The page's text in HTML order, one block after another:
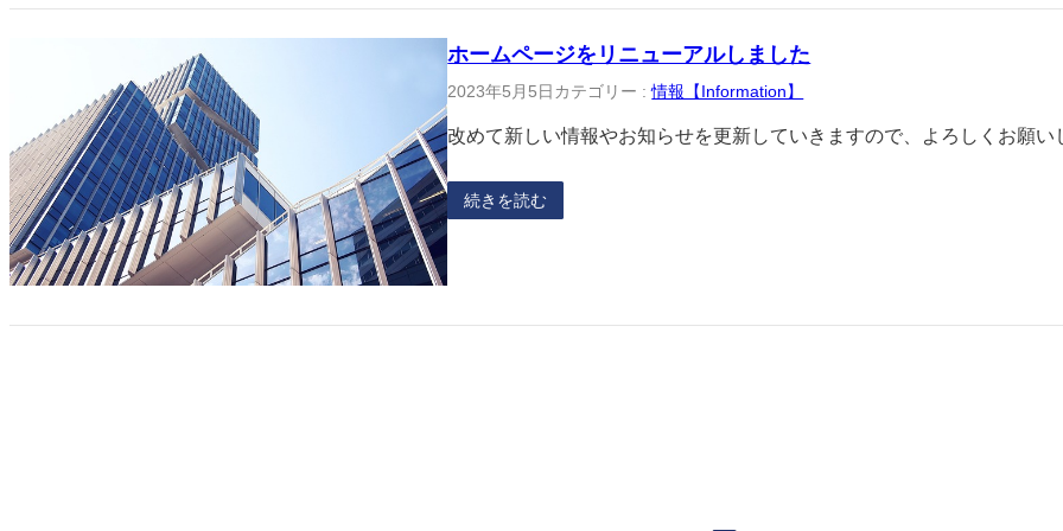
ホームページをリニューアルしました
2023年5月5日 カテゴリー :情報【Information】
改めて新しい情報やお知らせを更新していきますので、よろしくお願い
続きを読む